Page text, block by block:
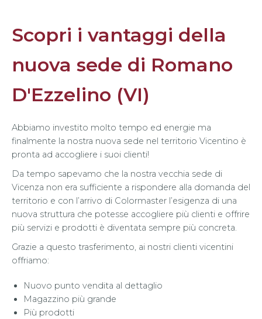
Scopri i vantaggi della
nuova sede di Romano
D'Ezzelino (VI)
Abbiamo investito molto tempo ed energie ma
finalmente la nostra nuova sede nel territorio Vicentino è
pronta ad accogliere i suoi clienti!
Da tempo sapevamo che la nostra vecchia sede di
Vicenza non era sufficiente a rispondere alla domanda del
territorio e con l’arrivo di Colormaster l’esigenza di una
nuova struttura che potesse accogliere più clienti e offrire
più servizi e prodotti è diventata sempre più concreta.
Grazie a questo trasferimento, ai nostri clienti vicentini
offriamo:
Nuovo punto vendita al dettaglio
Magazzino più grande
Più prodotti